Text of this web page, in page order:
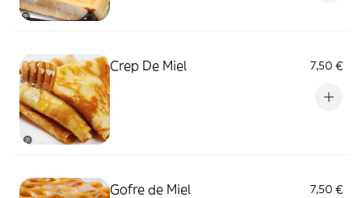
Crep De Miel 7,50 €
Gofre de Miel 7,50 €